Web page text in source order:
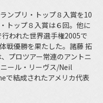
ンプリ・トップ８入賞を10
トップ８入賞は６回。他に
われた世界選手権2005で
戦優勝を果たした。諸藤 拓
プロツアー常連のアントニ
ール・リーヴス/Neil
で結成されたアメリカ代表